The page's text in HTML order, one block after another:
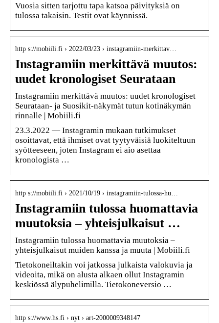
Vuosia sitten tarjottu tapa katsoa päivityksiä on
tulossa takaisin. Testit ovat käynnissä.
http s://mobiili.fi › 2022/03/23 › instagramiin-merkittav…
Instagramiin merkittävä muutos:
uudet kronologiset Seurataan
Instagramiin merkittävä muutos: uudet kronologiset
Seurataan- ja Suosikit-näkymät tutun kotinäkymän
rinnalle | Mobiili.fi
23.3.2022 — Instagramin mukaan tutkimukset
osoittavat, että ihmiset ovat tyytyväisiä luokiteltuun
syötteeseen, joten Instagram ei aio asettaa
kronologista …
http s://mobiili.fi › 2021/10/19 › instagramiin-tulossa-hu…
Instagramiin tulossa huomattavia
muutoksia – yhteisjulkaisut …
Instagramiin tulossa huomattavia muutoksia –
yhteisjulkaisut muiden kanssa ja muuta | Mobiili.fi
Tietokoneiltakin voi jatkossa julkaista valokuvia ja
videoita, mikä on alusta alkaen ollut Instagramin
keskiössä älypuhelimilla. Tietokoneversio …
http s://www.hs.fi › nyt › art-2000009348147